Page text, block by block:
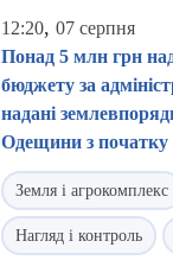
12:20, 07 серпня
Понад 5 млн грн
бюджету за
надані
Одещини з початку
Земля і агрокомплекс
Нагляд і контроль